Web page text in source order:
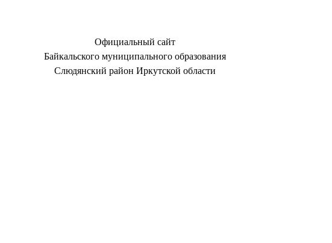
Официальный сайт
Байкальского муниципального образования
Слюдянский район Иркутской области